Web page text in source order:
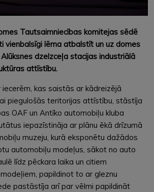
Tautsaimniecības komitejas sēdē
vienbalsīgi lēma atbalstīt un uz domes
dzelzceļa stacijas industriālā
attīstību.
kas saistās ar kādreizējā
piegulošās teritorijas attīstību, stāstīja
OAF un Antīko automobiļu kluba
iepazīstināja ar plānu ēkā drīzumā
muzeju, kurā eksponētu dažādos
automobiļu modeļus, sākot no auto
līdz pēckara laika un citiem
papildinot to ar gleznu
pastāstīja arī par vēlmi papildināt